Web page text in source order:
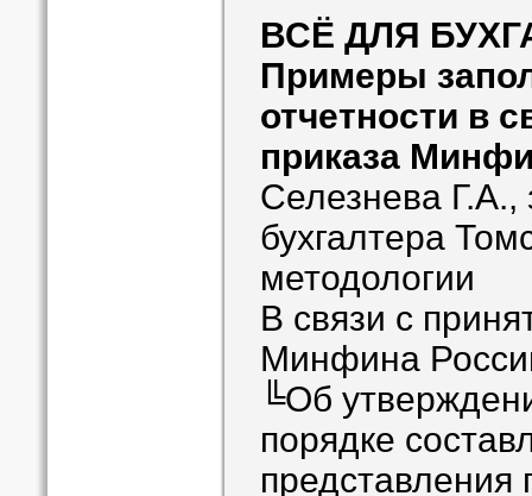
ВСЁ ДЛЯ
Примеры
отчетности в
приказа
Селезнева Г.А.,
бухгалтера
методологии
В связи с
Минфина
╚Об
порядке
представления